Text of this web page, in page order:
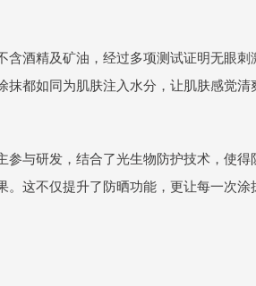
酒精及矿油，经过多项测试证明无眼
都如同为肌肤注入水分，让肌肤感觉
与研发，结合了光生物防护技术，使
。这不仅提升了防晒功能，更让每一次